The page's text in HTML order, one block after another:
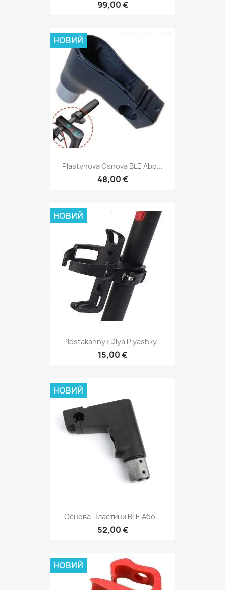
99,00 €
Plastynova Osnova BLE Abo...
48,00 €
НОВИЙ
Pidstakannyk Dlya Plyashky...
15,00 €
НОВИЙ
Основа Пластини BLE Або...
52,00 €
НОВИЙ
НОВИЙ